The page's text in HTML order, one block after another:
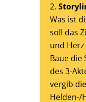
Was ist
soll das
und
Baue die
des 3-
vergib
Helden-/